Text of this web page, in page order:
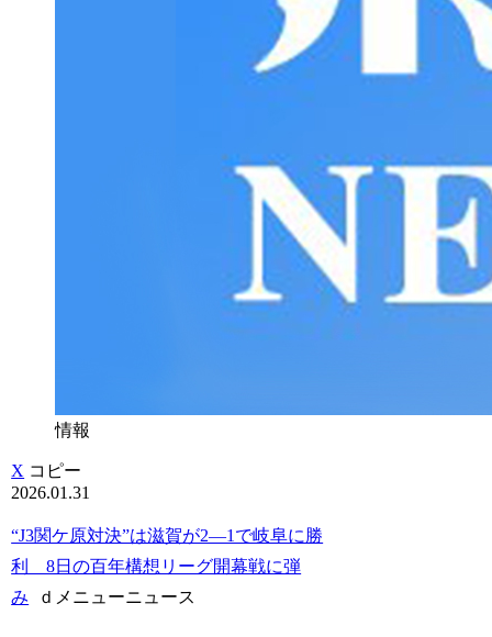
情報
X コピー
2026.01.31
“J3関ケ原対決”は滋賀が2―1で岐阜に勝
利 8日の百年構想リーグ開幕戦に弾
み ｄメニューニュース